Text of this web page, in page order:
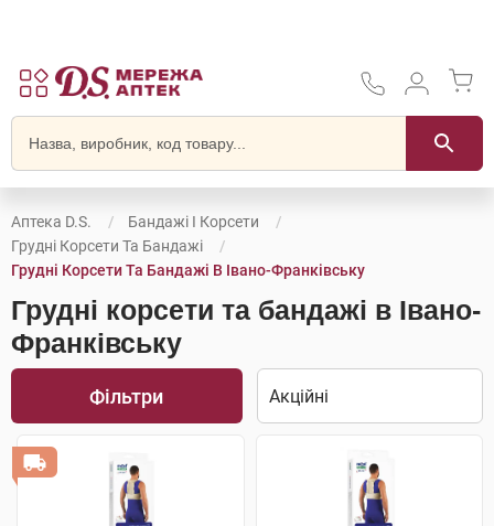
Аптека D.S.
Бандажі І Корсети
Грудні Корсети Та Бандажі
Грудні Корсети Та Бандажі В Івано-Франківську
Грудні корсети та бандажі в Івано-
Франківську
Фільтри